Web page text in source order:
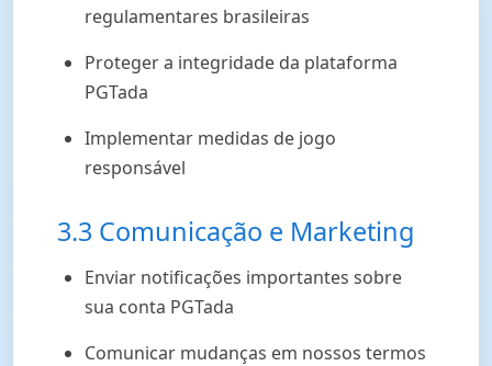
regulamentares brasileiras
Proteger a integridade da plataforma
PGTada
Implementar medidas de jogo
responsável
3.3 Comunicação e Marketing
Enviar notificações importantes sobre
sua conta PGTada
Comunicar mudanças em nossos termos